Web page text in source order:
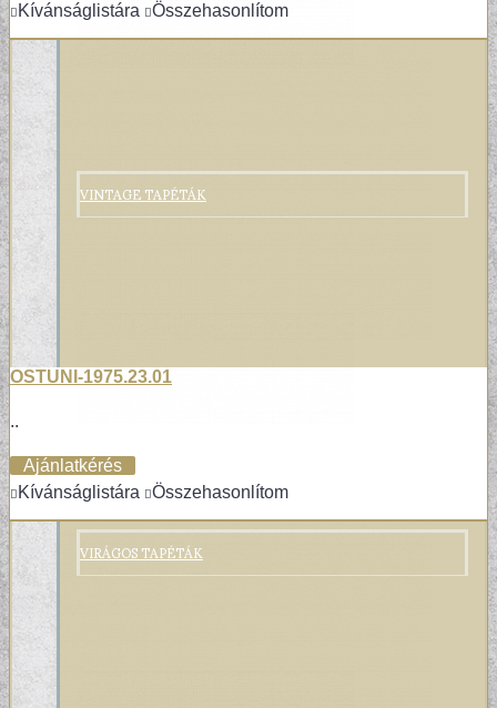
VINTAGE TAPÉTÁK
VIRÁGOS TAPÉTÁK
Kívánságlistára
Összehasonlítom
OSTUNI-1975.23.01
..
Ajánlatkérés
Kívánságlistára
Összehasonlítom